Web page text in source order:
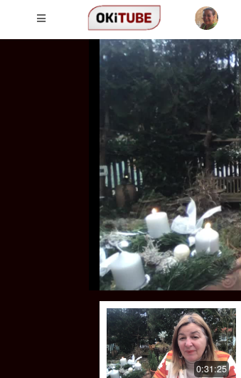
0:31:25